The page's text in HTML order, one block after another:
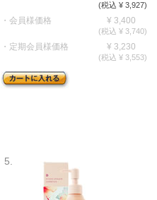
(税込 ¥ 3,927)
・会員様価格 ¥ 3,400
(税込 ¥ 3,740)
・定期会員様価格 ¥ 3,230
(税込 ¥ 3,553)
5.